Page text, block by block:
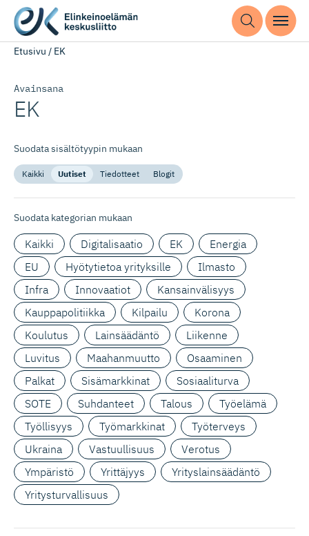
Etusivu / EK
Avainsana
EK
Suodata sisältötyypin mukaan
Kaikki Uutiset Tiedotteet Blogit
Suodata kategorian mukaan
Kaikki Digitalisaatio EK
Energia
EU
Hyötytietoa yrityksille
Ilmasto
Infra
Innovaatiot
Kansainvälisyys
Kauppapolitiikka
Kilpailu
Korona
Koulutus
Lainsäädäntö
Liikenne
Luvitus
Maahanmuutto
Osaaminen
Palkat
Sisämarkkinat
Sosiaaliturva
SOTE
Suhdanteet Talous
Työelämä
Työllisyys
Työmarkkinat
Työterveys
Ukraina
Vastuullisuus
Verotus
Ympäristö
Yrittäjyys
Yrityslainsäädäntö
Yritysturvallisuus